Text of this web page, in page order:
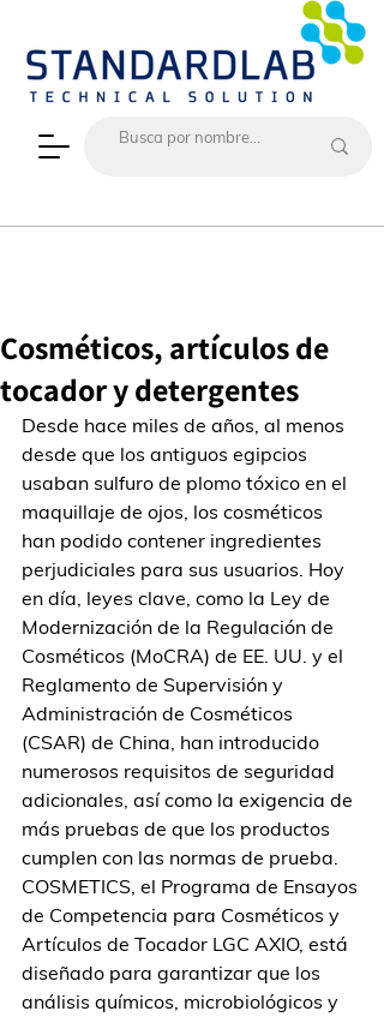
Cosméticos, artículos de
tocador y detergentes
Desde hace miles de años, al menos
desde que los antiguos egipcios
usaban sulfuro de plomo tóxico en el
maquillaje de ojos, los cosméticos
han podido contener ingredientes
perjudiciales para sus usuarios. Hoy
en día, leyes clave, como la Ley de
Modernización de la Regulación de
Cosméticos (MoCRA) de EE. UU. y el
Reglamento de Supervisión y
Administración de Cosméticos
(CSAR) de China, han introducido
numerosos requisitos de seguridad
adicionales, así como la exigencia de
más pruebas de que los productos
cumplen con las normas de prueba.
COSMETICS, el Programa de Ensayos
de Competencia para Cosméticos y
Artículos de Tocador LGC AXIO, está
diseñado para garantizar que los
análisis químicos, microbiológicos y